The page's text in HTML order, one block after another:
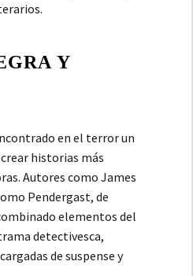
Y
en el terror un
historias más
Autores como James
Pendergast, de
elementos del
detectivesca,
de suspense y